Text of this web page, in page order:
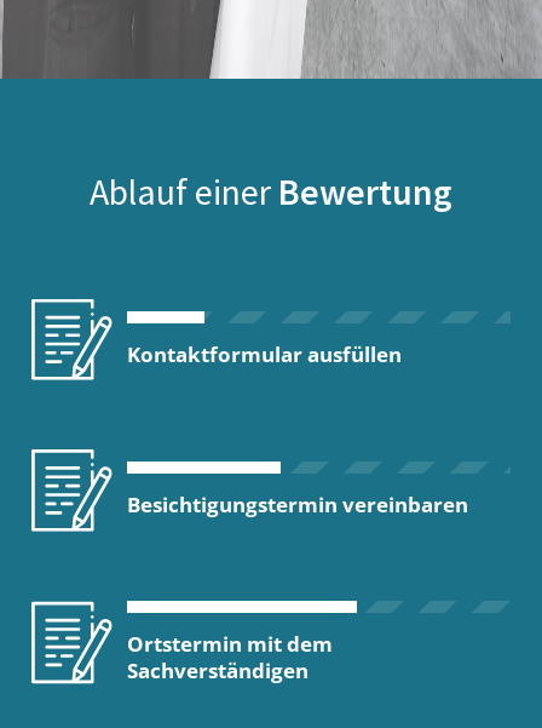
Ablauf einer Bewertung
Kontaktformular ausfüllen
Besichtigungstermin vereinbaren
Ortstermin mit dem
Sachverständigen